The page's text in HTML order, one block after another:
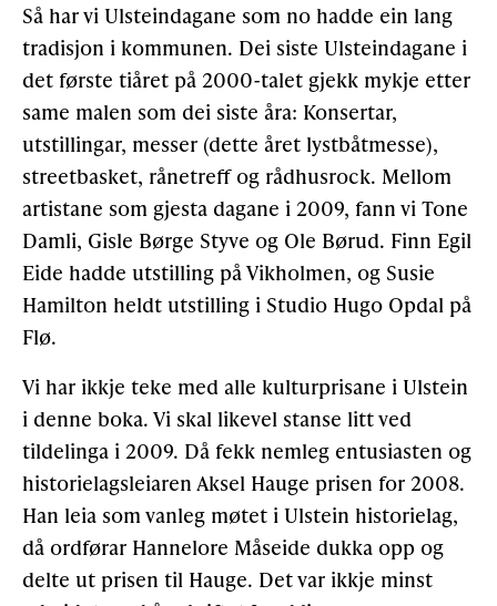
Så har vi Ulsteindagane som no hadde ein lang
tradisjon i kommunen. Dei siste Ulsteindagane i
det første tiåret på 2000-talet gjekk mykje etter
same malen som dei siste åra: Konsertar,
utstillingar, messer (dette året lystbåtmesse),
streetbasket, rånetreff og rådhusrock. Mellom
artistane som gjesta dagane i 2009, fann vi Tone
Damli, Gisle Børge Styve og Ole Børud. Finn Egil
Eide hadde utstilling på Vikholmen, og Susie
Hamilton heldt utstilling i Studio Hugo Opdal på
Flø.
Vi har ikkje teke med alle kulturprisane i Ulstein
i denne boka. Vi skal likevel stanse litt ved
tildelinga i 2009. Då fekk nemleg entusiasten og
historielagsleiaren Aksel Hauge prisen for 2008.
Han leia som vanleg møtet i Ulstein historielag,
då ordførar Hannelore Måseide dukka opp og
delte ut prisen til Hauge. Det var ikkje minst